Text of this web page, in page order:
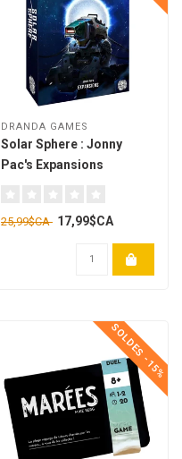
DRANDA GAMES
Solar Sphere : Jonny
Pac's Expansions
25,99$CA 17,99$CA
SOLDES -15%